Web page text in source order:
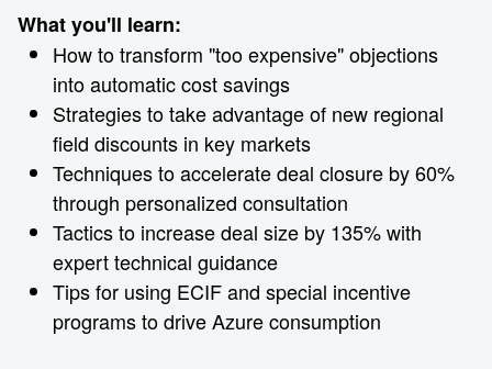
What you'll learn:
How to transform "too expensive" objections
into automatic cost savings
Strategies to take advantage of new regional
field discounts in key markets
Techniques to accelerate deal closure by 60%
through personalized consultation
Tactics to increase deal size by 135% with
expert technical guidance
Tips for using ECIF and special incentive
programs to drive Azure consumption